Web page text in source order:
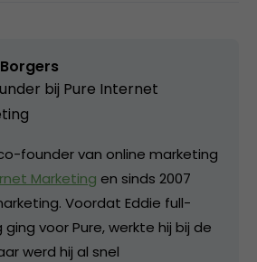
bij Pure Internet
founder van online marketing
Marketing en sinds 2007
Voordat Eddie full-
voor Pure, werkte hij bij de
werd hij al snel